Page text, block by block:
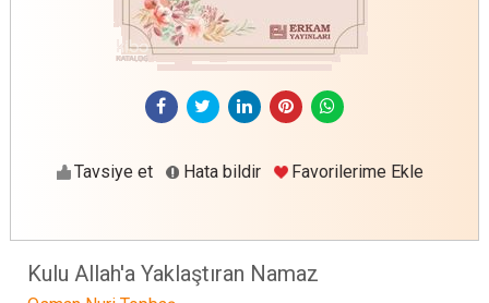
Tavsiye et Hata bildir Favorilerime Ekle
Kulu Allah'a Yaklaştıran Namaz